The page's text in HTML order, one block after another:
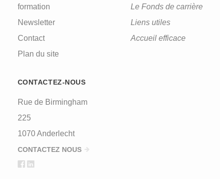
formation
Newsletter
Contact
Plan du site
Le Fonds de carrière
Liens utiles
Accueil efficace
CONTACTEZ-NOUS
Rue de Birmingham
225
1070 Anderlecht
CONTACTEZ NOUS